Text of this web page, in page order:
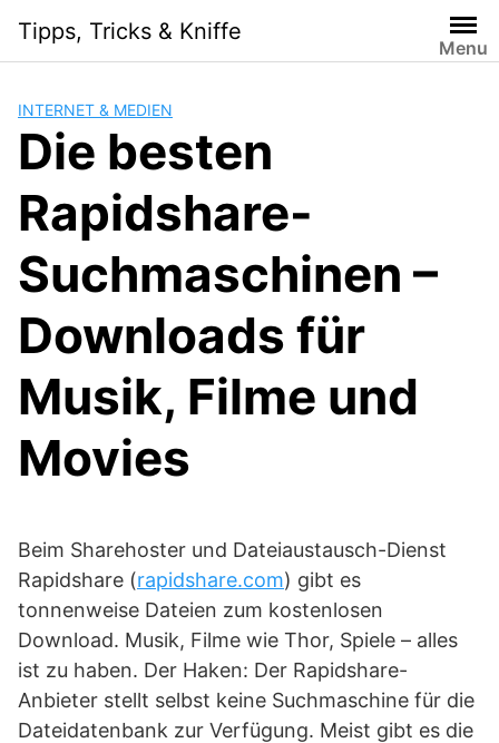
content
Tipps, Tricks & Kniffe
Menu
INTERNET & MEDIEN
Die besten
Rapidshare-
Suchmaschinen –
Downloads für
Musik, Filme und
Movies
Beim Sharehoster und Dateiaustausch-Dienst
Rapidshare (rapidshare.com) gibt es
tonnenweise Dateien zum kostenlosen
Download. Musik, Filme wie Thor, Spiele – alles
ist zu haben. Der Haken: Der Rapidshare-
Anbieter stellt selbst keine Suchmaschine für die
Dateidatenbank zur Verfügung. Meist gibt es die